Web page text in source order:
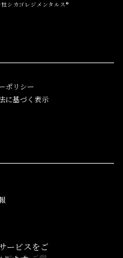
シカゴレジメンタルス®
ポリシー
に基づく表示
ービスをご